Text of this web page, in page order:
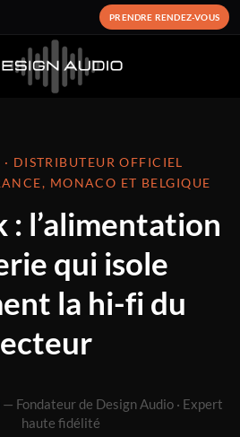
PRENDRE RENDEZ-VOUS
DISTRIBUTEUR OFFICIEL
MONACO ET BELGIQUE
l’alimentation
qui isole
la hi-fi du
— Fondateur de Design Audio · Expert
haute fidélité